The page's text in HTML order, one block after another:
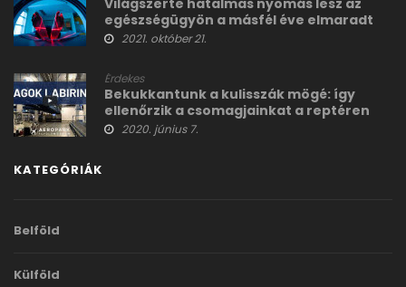
egészségügyön a másfél éve elmaradt
szűrővizsgálatok miatt
2021. október 21.
Érdekes
Bekukkantunk a kulisszák mögé: így
ellenőrzik a csomagjainkat a reptéren
2020. június 7.
KATEGÓRIÁK
Belföld
Külföld